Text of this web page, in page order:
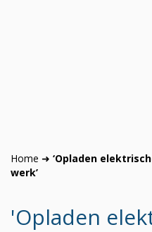
Home ➜ ‘Opladen
werk’
'Opladen